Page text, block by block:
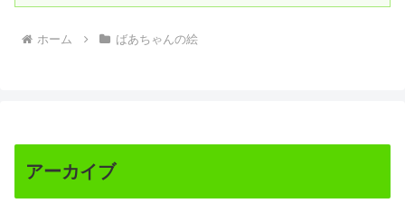
ホーム ばあちゃんの絵
アーカイブ